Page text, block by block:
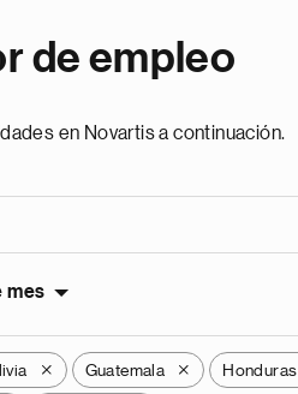
de empleo
en Novartis a continuación.
mes
X Guatemala X Honduras